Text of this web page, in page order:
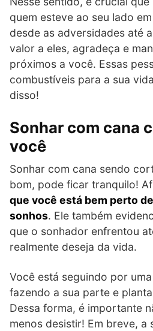
quem esteve ao seu lado
desde as adversidades até
valor a eles, agradeça e
próximos a você. Essas
combustíveis para a sua
disso!
Sonhar com cana
você
Sonhar com cana sendo
bom, pode ficar tranquilo!
que você está bem perto
sonhos. Ele também
que o sonhador enfrentou
realmente deseja da vida.
Você está seguindo por
fazendo a sua parte e
Dessa forma, é importante
menos desistir! Em breve, a